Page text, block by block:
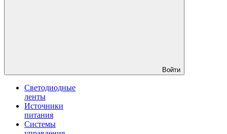
Войти
Светодиодные
ленты
Источники
питания
Системы